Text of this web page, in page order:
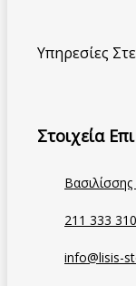
Υπηρεσίες
Στοιχεία
211 333
info@lisis-